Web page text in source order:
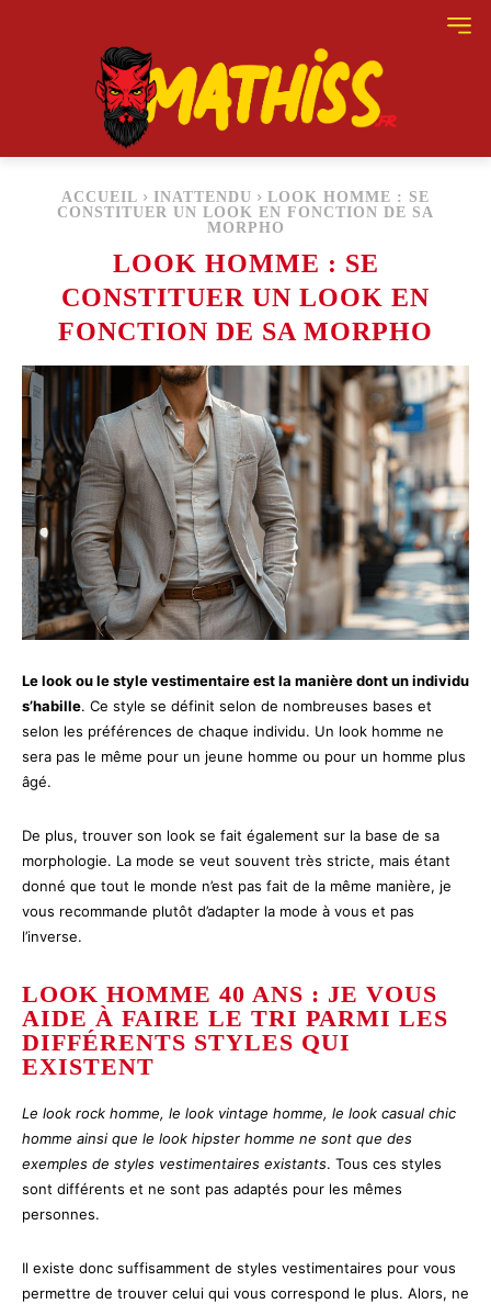
ACCUEIL INATTENDU
LOOK HOMME : SE
CONSTITUER UN LOOK EN FONCTION DE SA
MORPHO
LOOK HOMME : SE
CONSTITUER UN LOOK EN
FONCTION DE SA MORPHO
Le look ou le style vestimentaire est la manière dont un individu
s’habille. Ce style se définit selon de nombreuses bases et
selon les préférences de chaque individu. Un look homme ne
sera pas le même pour un jeune homme ou pour un homme plus
âgé.
De plus, trouver son look se fait également sur la base de sa
morphologie. La mode se veut souvent très stricte, mais étant
donné que tout le monde n’est pas fait de la même manière, je
vous recommande plutôt d’adapter la mode à vous et pas
l’inverse.
LOOK HOMME 40 ANS : JE VOUS
AIDE À FAIRE LE TRI PARMI LES
DIFFÉRENTS STYLES QUI
EXISTENT
Le look rock homme, le look vintage homme, le look casual chic
homme ainsi que le look hipster homme ne sont que des
exemples de styles vestimentaires existants. Tous ces styles
sont différents et ne sont pas adaptés pour les mêmes
personnes.
Il existe donc suffisamment de styles vestimentaires pour vous
permettre de trouver celui qui vous correspond le plus. Alors, ne